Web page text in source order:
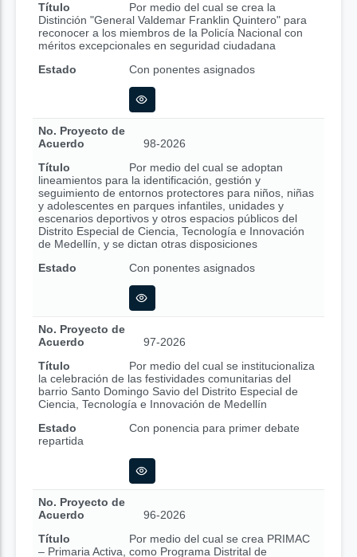
Título
Por medio del cual se crea la
Distinción "General Valdemar Franklin Quintero" para
reconocer a los miembros de la Policía Nacional con
méritos excepcionales en seguridad ciudadana
Estado
Con ponentes asignados
No. Proyecto de
Acuerdo
98-2026
Título
Por medio del cual se adoptan
lineamientos para la identificación, gestión y
seguimiento de entornos protectores para niños, niñas
y adolescentes en parques infantiles, unidades y
escenarios deportivos y otros espacios públicos del
Distrito Especial de Ciencia, Tecnología e Innovación
de Medellín, y se dictan otras disposiciones
Estado
Con ponentes asignados
No. Proyecto de
Acuerdo
97-2026
Título
Por medio del cual se institucionaliza
la celebración de las festividades comunitarias del
barrio Santo Domingo Savio del Distrito Especial de
Ciencia, Tecnología e Innovación de Medellín
Estado
Con ponencia para primer debate
repartida
No. Proyecto de
Acuerdo
96-2026
Título
Por medio del cual se crea PRIMAC
– Primaria Activa, como Programa Distrital de